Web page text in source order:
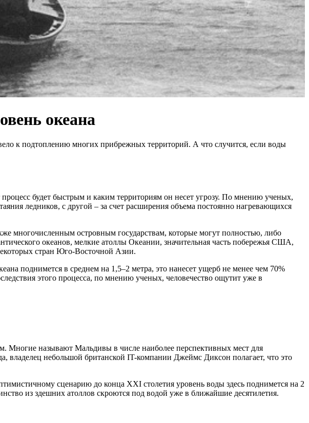
океана
к подтоплению многих прибрежных территорий. А что случится, если воды
будет быстрым и каким территориям он несет угрозу. По мнению ученых,
ледников, с другой – за счет расширения объема постоянно нагревающихся
многочисленным островным государствам, которые могут полностью, либо
океанов, мелкие атоллы Океании, значительная часть побережья США,
стран Юго-Восточной Азии.
поднимется в среднем на 1,5–2 метра, это нанесет ущерб не менее чем 70%
этого процесса, по мнению ученых, человечество ощутит уже в
Многие называют Мальдивы в числе наиболее перспективных мест для
владелец небольшой британской IT-компании Джеймс Диксон полагает, что это
сценарию до конца XXI столетия уровень воды здесь поднимется на 2
из здешних атоллов скроются под водой уже в ближайшие десятилетия.